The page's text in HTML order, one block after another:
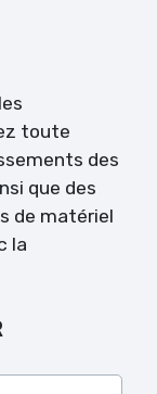
toute
des
que des
de matériel
la